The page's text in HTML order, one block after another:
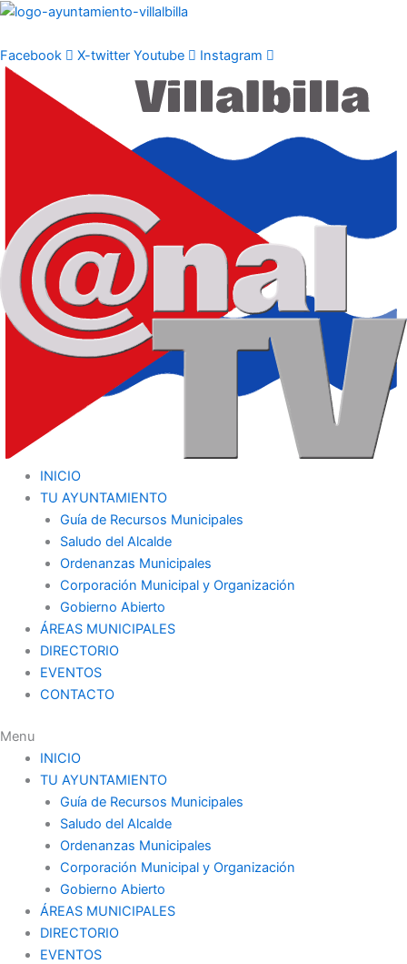
Ir
contenido
Facebook X-twitter Youtube Instagram
INICIO
TU AYUNTAMIENTO
Guía de Recursos Municipales
Saludo del Alcalde
Ordenanzas Municipales
Corporación Municipal y Organización
Gobierno Abierto
ÁREAS MUNICIPALES
DIRECTORIO
EVENTOS
CONTACTO
Menu
INICIO
TU AYUNTAMIENTO
Guía de Recursos Municipales
Saludo del Alcalde
Ordenanzas Municipales
Corporación Municipal y Organización
Gobierno Abierto
ÁREAS MUNICIPALES
DIRECTORIO
EVENTOS